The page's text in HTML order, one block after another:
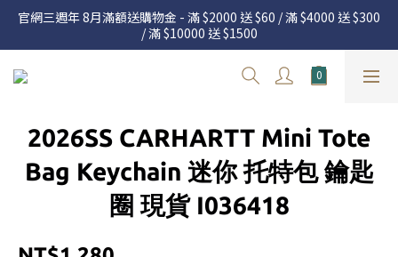
官網三週年 8月滿額送購物金 - 滿 $2000 送 $60 / 滿 $4000 送 $300
/ 滿 $10000 送 $1500
官網三週年 8月滿額送購物金 - 滿 $2000 送 $60 / 滿 $4000 送 $300
/ 滿 $10000 送 $1500
7.22 – 8.13 日本連線中，絕對讓你買到爆
度請詳閱公告
官網三週年 8月滿額送購物金 - 滿 $2000 送 $60 / 滿 $4000 送 $300
/ 滿 $10000 送 $1500
2026SS CARHARTT Mini Tote
Bag Keychain 迷你 托特包 鑰匙
圈 現貨 I036418